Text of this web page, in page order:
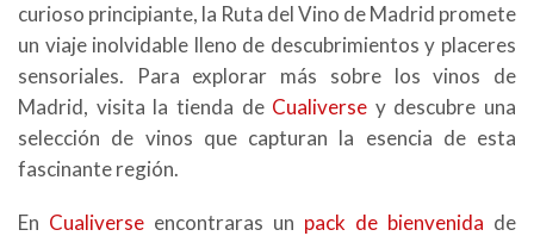
curioso principiante, la Ruta del Vino de Madrid promete
un viaje inolvidable lleno de descubrimientos y placeres
sensoriales. Para explorar más sobre los vinos de
Madrid, visita la tienda de Cualiverse y descubre una
selección de vinos que capturan la esencia de esta
fascinante región.
En Cualiverse encontraras un pack de bienvenida de